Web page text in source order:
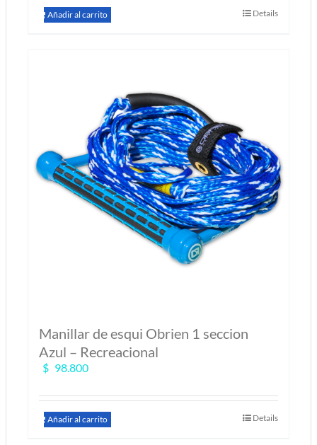
Añadir al carrito Details
Manillar de esqui Obrien 1 seccion
Azul – Recreacional
$ 98.800
Añadir al carrito Details